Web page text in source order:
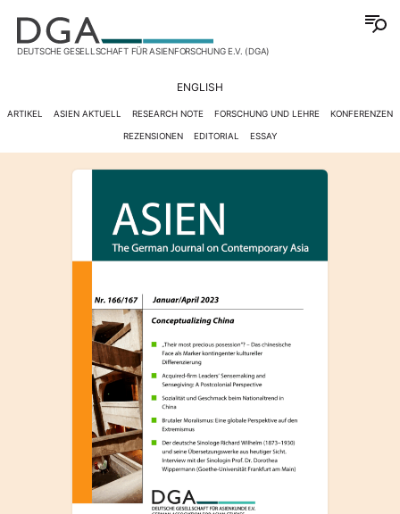
DEUTSCHE GESELLSCHAFT FÜR ASIENFORSCHUNG E.V. (DGA)
ENGLISH
ARTIKEL ASIEN AKTUELL RESEARCH NOTE FORSCHUNG UND LEHRE KONFERENZEN
REZENSIONEN EDITORIAL ESSAY